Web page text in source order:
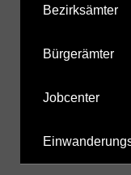
Bezirksämter
Bürgerämter
Jobcenter